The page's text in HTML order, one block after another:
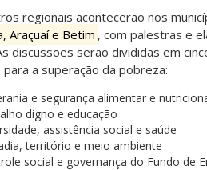
regionais acontecerão nos
Araçuaí e Betim , com palestras e
discussões serão divididas em
para a superação da pobreza:
e segurança alimentar e
digno e educação
assistência social e saúde
território e meio ambiente
social e governança do Fundo de